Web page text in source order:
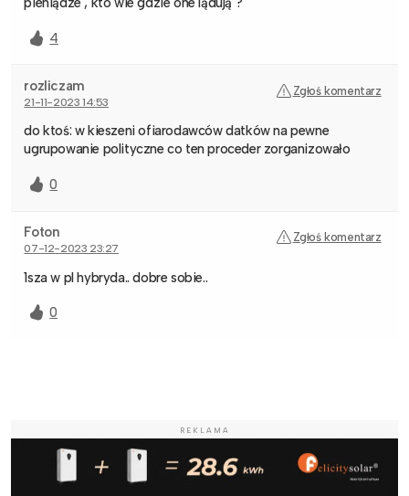
4
rozliczam
21-11-2023 14:53
Zgłoś komentarz
do ktoś: w kieszeni ofiarodawców datków na pewne
ugrupowanie polityczne co ten proceder zorganizowało
0
Foton
07-12-2023 23:27
Zgłoś komentarz
1sza w pl hybryda.. dobre sobie..
0
REKLAMA